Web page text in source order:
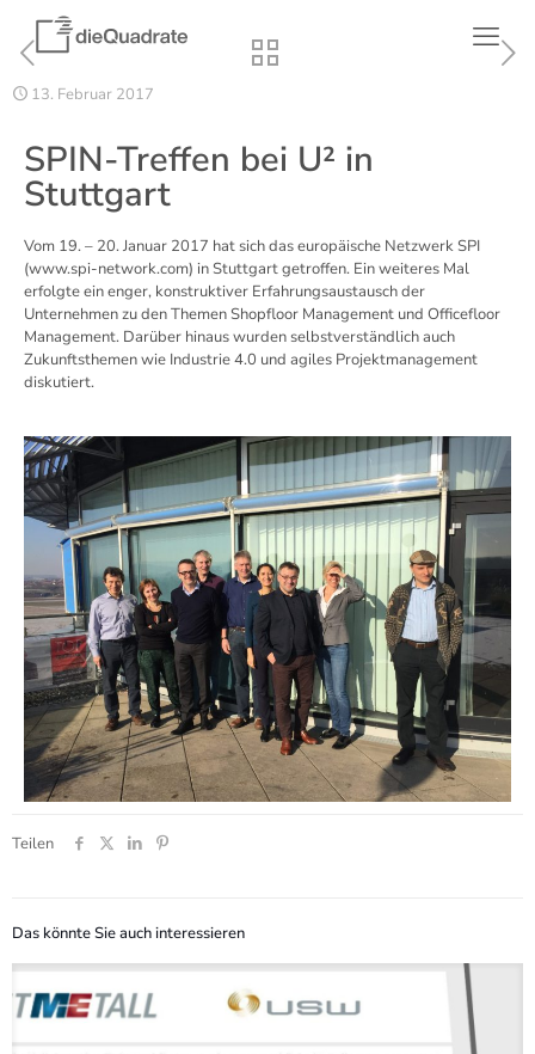
13. Februar 2017
SPIN-Treffen bei U² in
Stuttgart
Vom 19. – 20. Januar 2017 hat sich das europäische Netzwerk SPI
(www.spi-network.com) in Stuttgart getroffen. Ein weiteres Mal
erfolgte ein enger, konstruktiver Erfahrungsaustausch der
Unternehmen zu den Themen Shopfloor Management und Officefloor
Management. Darüber hinaus wurden selbstverständlich auch
Zukunftsthemen wie Industrie 4.0 und agiles Projektmanagement
diskutiert.
Teilen
Das könnte Sie auch interessieren